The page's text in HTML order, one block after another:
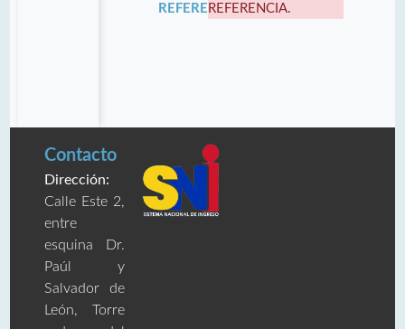
REFERENCIA:REFERENCIA.
Contacto
Dirección:
Calle Este 2,
entre
esquina Dr.
Paúl y
Salvador de
León, Torre